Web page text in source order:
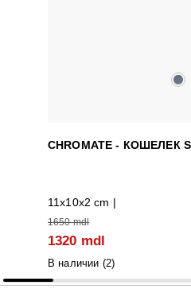
CHROMATE - КОШЕЛЕК
11x10x2 cm |
1650 mdl
1320 mdl
В наличии (2)